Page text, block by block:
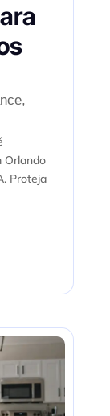
,
Orlando
Proteja